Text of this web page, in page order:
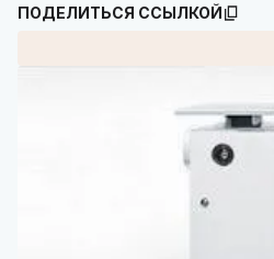
ПОДЕЛИТЬСЯ ССЫЛКОЙ